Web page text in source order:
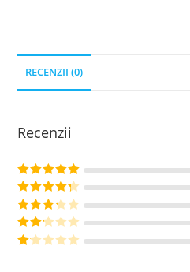
RECENZII (0)
Recenzii
Evaluat la5
din 5
Evaluat la
4din 5
Evaluat
la3din
Evalu